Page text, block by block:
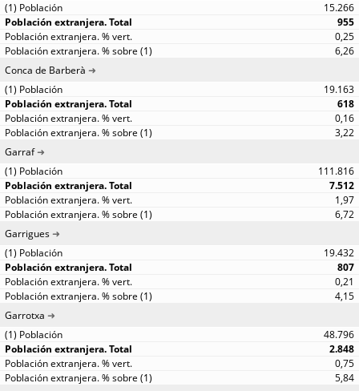
15.266
955
0,25
6,26
Conca de Barberà
19.163
618
0,16
3,22
Garraf
111.816
7.512
1,97
6,72
Garrigues
19.432
807
0,21
4,15
Garrotxa
48.796
2.848
0,75
5,84